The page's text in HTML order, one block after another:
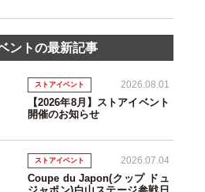
ントの最新記事
ストアイベント 2026.08.01
【2026年8月】ストアイベント
開催のお知らせ
ストアイベント 2026.07.04
Coupe du Japon(クップ ドュ